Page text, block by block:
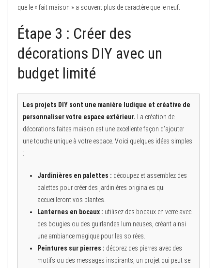
que le « fait maison » a souvent plus de caractère que le neuf.
Étape 3 : Créer des
décorations DIY avec un
budget limité
Les projets DIY sont une manière ludique et créative de
personnaliser votre espace extérieur. La création de
décorations faites maison est une excellente façon d’ajouter
une touche unique à votre espace. Voici quelques idées simples
:
Jardinières en palettes : découpez et assemblez des
palettes pour créer des jardinières originales qui
accueilleront vos plantes.
Lanternes en bocaux : utilisez des bocaux en verre avec
des bougies ou des guirlandes lumineuses, créant ainsi
une ambiance magique pour les soirées.
Peintures sur pierres : décorez des pierres avec des
motifs ou des messages inspirants, un projet qui peut se